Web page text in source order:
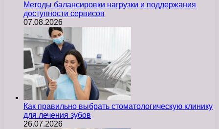
Методы балансировки нагрузки и поддержания
доступности сервисов
07.08.2026
Как правильно выбрать стоматологическую клинику
для лечения зубов
26.07.2026